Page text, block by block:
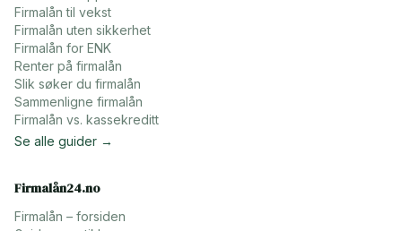
Firmalån til vekst
Firmalån uten sikkerhet
Firmalån for ENK
Renter på firmalån
Slik søker du firmalån
Sammenligne firmalån
Firmalån vs. kassekreditt
Se alle guider →
Firmalån24.no
Firmalån – forsiden